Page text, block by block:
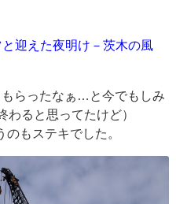
と迎えた夜明け－茨木の風
らったなぁ…と今でもしみ
わると思ってたけど）
もステキでした。